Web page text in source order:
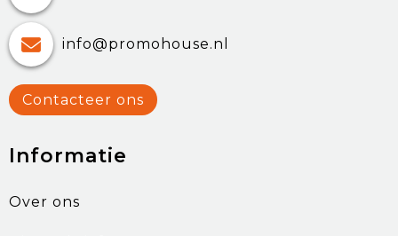
info@promohouse.nl
Contacteer ons
Informatie
Over ons